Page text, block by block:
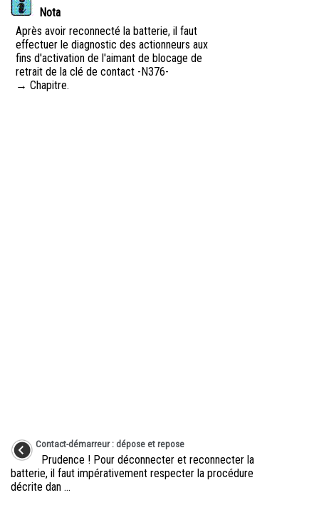
Nota
Après avoir reconnecté la batterie, il faut
effectuer le diagnostic des actionneurs aux
fins d'activation de l'aimant de blocage de
retrait de la clé de contact -N376-
→ Chapitre.
Contact-démarreur : dépose et repose
Prudence ! Pour déconnecter et reconnecter la
batterie, il faut impérativement respecter la procédure
décrite dan ...